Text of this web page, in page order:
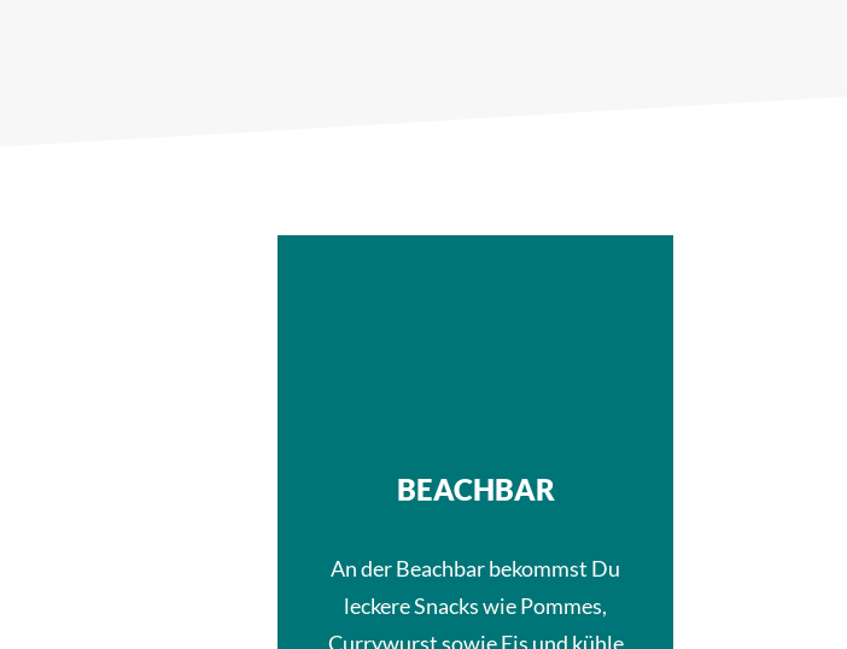
BEACHBAR
An der Beachbar bekommst Du
leckere Snacks wie Pommes,
Currywurst sowie Eis und kühle